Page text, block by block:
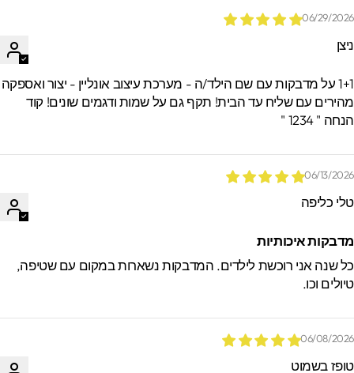
06/29/
1+1 על מדבקות עם שם הילד/ה - מערכת עיצוב אונליין - יצור ואספקה
עם שליח עד הבית! תקף גם על שמות ודגמים שונים! קוד
" 1234 "
06/13/
כליפה
איכותיות
שנה אני רוכשת לילדים. המדבקות נשארות במקום עם שטיפה,
וכו.
06/08/
בשמוט